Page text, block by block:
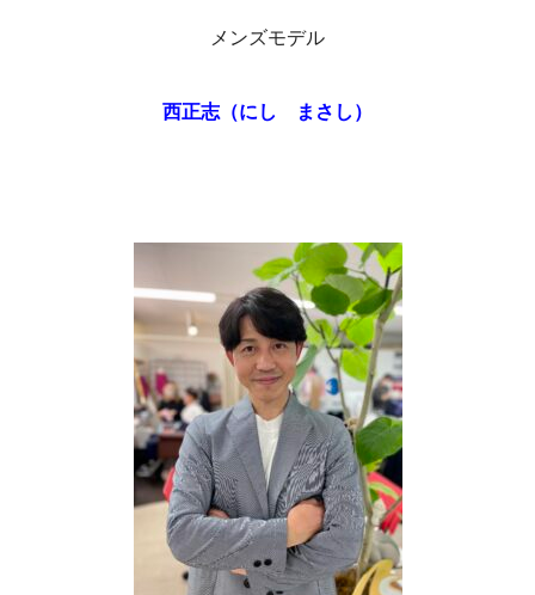
メンズモデル
西正志（にし まさし）